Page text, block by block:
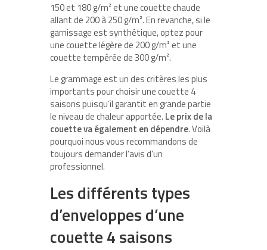
150 et 180 g/m² et une couette chaude
allant de 200 à 250 g/m². En revanche, si le
garnissage est synthétique, optez pour
une couette légère de 200 g/m² et une
couette tempérée de 300 g/m².
Le grammage est un des critères les plus
importants pour choisir une couette 4
saisons puisqu’il garantit en grande partie
le niveau de chaleur apportée. Le prix de la
couette va également en dépendre. Voilà
pourquoi nous vous recommandons de
toujours demander l’avis d’un
professionnel.
Les différents types
d’enveloppes d’une
couette 4 saisons